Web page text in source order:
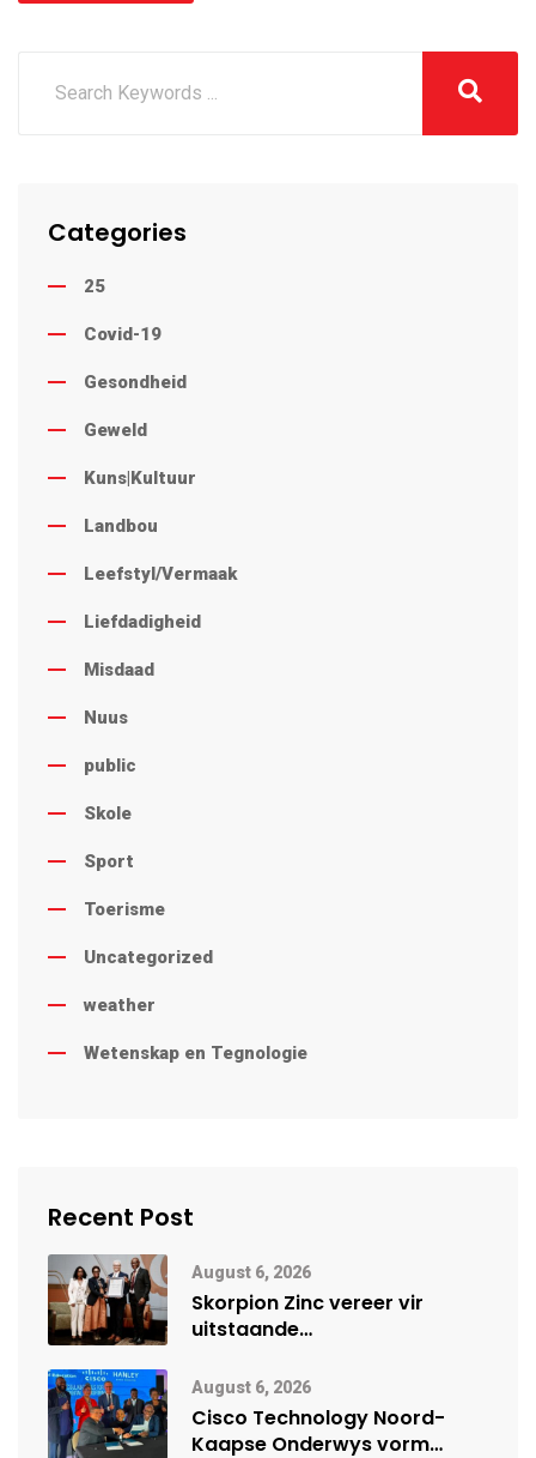
Categories
25
Covid-19
Gesondheid
Geweld
Kuns|Kultuur
Landbou
Leefstyl/Vermaak
Liefdadigheid
Misdaad
Nuus
public
Skole
Sport
Toerisme
Uncategorized
weather
Wetenskap en Tegnologie
Recent Post
August 6, 2026
Skorpion Zinc vereer vir
uitstaande
Namibië Mynbou Ekspo
August 6, 2026
Cisco Technology Noord-
Kaapse Onderwys vorm